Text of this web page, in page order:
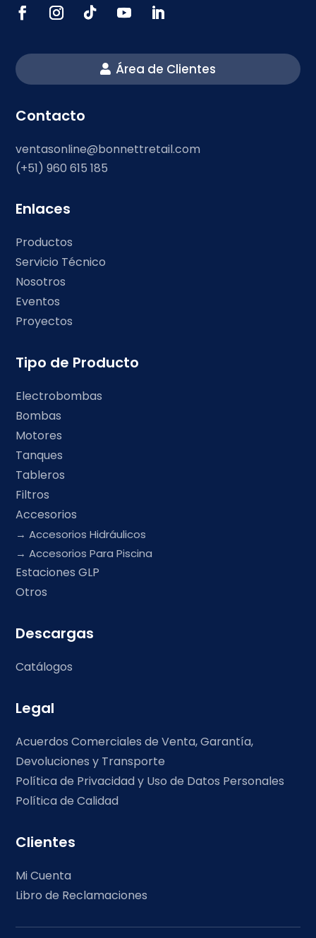
Área de Clientes
Contacto
ventasonline@bonnettretail.com
(+51) 960 615 185
Enlaces
Productos
Servicio Técnico
Nosotros
Eventos
Proyectos
Tipo de Producto
Electrobombas
Bombas
Motores
Tanques
Tableros
Filtros
Accesorios
Accesorios Hidráulicos
Accesorios Para Piscina
Estaciones GLP
Otros
Descargas
Catálogos
Legal
Acuerdos Comerciales de Venta, Garantía,
Devoluciones y Transporte
Política de Privacidad y Uso de Datos Personales
Política de Calidad
Clientes
Mi Cuenta
Libro de Reclamaciones